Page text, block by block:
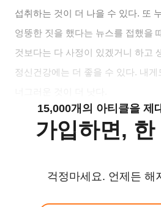
섭취하는 것이 더 나을 수 있다. 또
엉뚱한 짓을 했다는 뉴스를 접했을
것보다는 다 사정이 있겠거니 하고
정신건강에는 더 좋을 수 있다. 내게
15,000개의 아티클을 제
가입하면,
걱정마세요. 언제든 해